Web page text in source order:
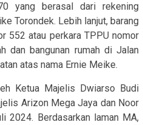
yang berasal dari rekening
Torondek. Lebih lanjut, barang
552 atau perkara TPPU nomor
dan bangunan rumah di Jalan
atas nama Ernie Meike.
Ketua Majelis Dwiarso Budi
Arizon Mega Jaya dan Noor
2024. Berdasarkan laman MA,